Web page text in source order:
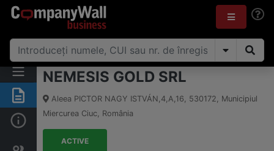
Rezumat
Informații de bază
Persoane și structură de
NEMESIS GOLD SRL
Aleea PICTOR NAGY ISTVÁN,4,A,16, 530172, Municipiul
Miercurea Ciuc, România
ACTIVE